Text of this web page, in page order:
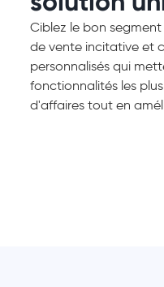
Ciblez le bon
de vente incitative et
personnalisés qui
fonctionnalités les
d'affaires tout en